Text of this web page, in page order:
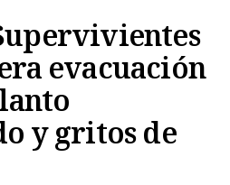
evacuación
y gritos de